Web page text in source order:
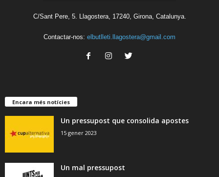
C/Sant Pere, 5. Llagostera, 17240, Girona, Catalunya.
Contactar-nos: elbutlleti.llagostera@gmail.com
Encara més notícies
Un pressupost que consolida apostes
15 gener 2023
Un mal pressupost